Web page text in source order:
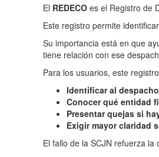
El REDECO es el Registro de
Este registro permite
Su importancia está en que
tiene relación con ese
Para los usuarios, este
Identificar al
Conocer qué entidad
Presentar quejas si
Exigir mayor claridad
El fallo de la SCJN refuerza